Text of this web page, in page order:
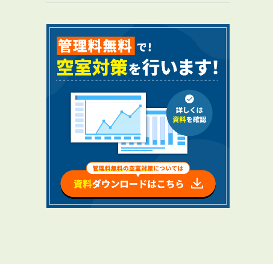
RENTAL
管理料無料について
４つの強み
報酬と独自の保証内容
手続きの流れ
賃料査定について